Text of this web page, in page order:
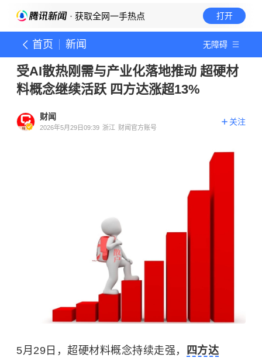
· 获取全网一手热点 打开
首页 新闻 无障碍
受AI散热刚需与产业化落地推动 超硬材
料概念继续活跃 四方达涨超13%
财闻
2026年5月29日09:39 浙江 财闻官方账号
关注
5月29日，超硬材料概念持续走强，
四方达